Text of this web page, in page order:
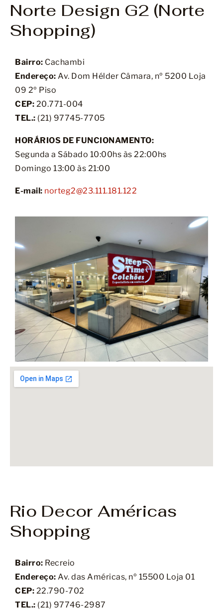
Norte Design G2 (Norte
Shopping)
Bairro: Cachambi
Endereço: Av. Dom Hélder Câmara, nº 5200 Loja
09 2º Piso
CEP: 20.771-004
TEL.: (21) 97745-7705
HORÁRIOS DE FUNCIONAMENTO:
Segunda a Sábado 10:00hs às 22:00hs
Domingo 13:00 às 21:00
E-mail: norteg2@23.111.181.122
Rio Decor Américas
Shopping
Bairro: Recreio
Endereço: Av. das Américas, nº 15500 Loja 01
CEP: 22.790-702
TEL.: (21) 97746-2987